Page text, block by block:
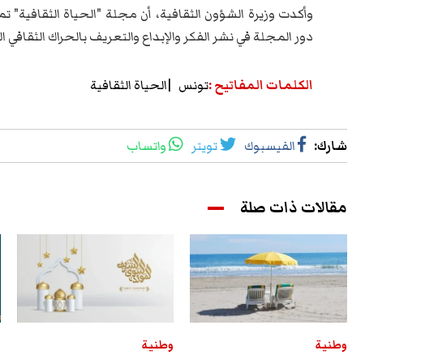
وأكدت وزيرة الشؤون الثقافية، أن مجلة "الحياة
دور المجلة في نشر الفكر والإبداع والتعريف بالحراك الثقافي
الكلمات المفاتيح:تونس الحياة الثقافية
شارك: الفيسبوك تويتر واتساب
مقالات ذات صلة
وطنية
وطنية